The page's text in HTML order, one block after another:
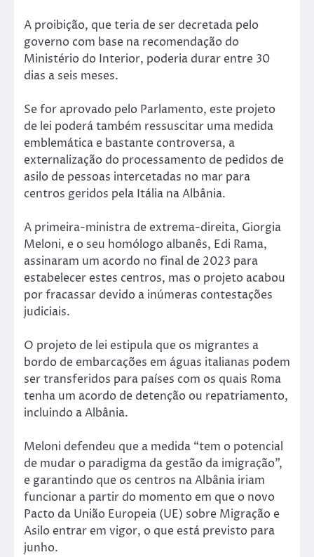
A proibição, que teria de ser decretada pelo
governo com base na recomendação do
Ministério do Interior, poderia durar entre 30
dias a seis meses.
Se for aprovado pelo Parlamento, este projeto
de lei poderá também ressuscitar uma medida
emblemática e bastante controversa, a
externalização do processamento de pedidos de
asilo de pessoas intercetadas no mar para
centros geridos pela Itália na Albânia.
A primeira-ministra de extrema-direita, Giorgia
Meloni, e o seu homólogo albanês, Edi Rama,
assinaram um acordo no final de 2023 para
estabelecer estes centros, mas o projeto acabou
por fracassar devido a inúmeras contestações
judiciais.
O projeto de lei estipula que os migrantes a
bordo de embarcações em águas italianas podem
ser transferidos para países com os quais Roma
tenha um acordo de detenção ou repatriamento,
incluindo a Albânia.
Meloni defendeu que a medida “tem o potencial
de mudar o paradigma da gestão da imigração”,
e garantindo que os centros na Albânia iriam
funcionar a partir do momento em que o novo
Pacto da União Europeia (UE) sobre Migração e
Asilo entrar em vigor, o que está previsto para
junho.